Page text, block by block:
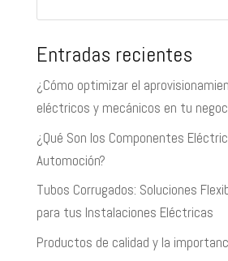
Entradas recientes
¿Cómo optimizar el
eléctricos y mecánicos en tu
¿Qué Son los Componentes
Automoción?
Tubos Corrugados: Soluciones
para tus Instalaciones Eléctricas
Productos de calidad y la